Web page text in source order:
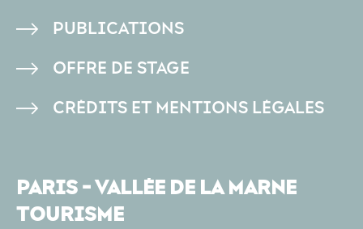
PUBLICATIONS
OFFRE DE STAGE
CRÉDITS ET MENTIONS LÉGALES
PARIS - VALLÉE DE LA MARNE
TOURISME